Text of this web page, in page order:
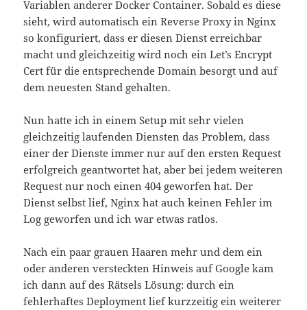
Variablen anderer Docker Container. Sobald es diese
sieht, wird automatisch ein Reverse Proxy in Nginx
so konfiguriert, dass er diesen Dienst erreichbar
macht und gleichzeitig wird noch ein Let’s Encrypt
Cert für die entsprechende Domain besorgt und auf
dem neuesten Stand gehalten.
Nun hatte ich in einem Setup mit sehr vielen
gleichzeitig laufenden Diensten das Problem, dass
einer der Dienste immer nur auf den ersten Request
erfolgreich geantwortet hat, aber bei jedem weiteren
Request nur noch einen 404 geworfen hat. Der
Dienst selbst lief, Nginx hat auch keinen Fehler im
Log geworfen und ich war etwas ratlos.
Nach ein paar grauen Haaren mehr und dem ein
oder anderen versteckten Hinweis auf Google kam
ich dann auf des Rätsels Lösung: durch ein
fehlerhaftes Deployment lief kurzzeitig ein weiterer